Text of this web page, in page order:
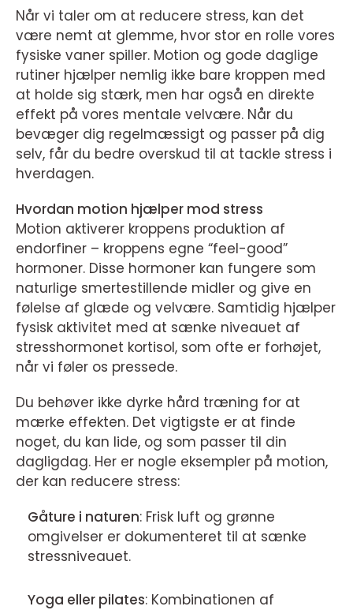
Når vi taler om at reducere stress, kan det
være nemt at glemme, hvor stor en rolle vores
fysiske vaner spiller. Motion og gode daglige
rutiner hjælper nemlig ikke bare kroppen med
at holde sig stærk, men har også en direkte
effekt på vores mentale velvære. Når du
bevæger dig regelmæssigt og passer på dig
selv, får du bedre overskud til at tackle stress i
hverdagen.
Hvordan motion hjælper mod stress
Motion aktiverer kroppens produktion af
endorfiner – kroppens egne “feel-good”
hormoner. Disse hormoner kan fungere som
naturlige smertestillende midler og give en
følelse af glæde og velvære. Samtidig hjælper
fysisk aktivitet med at sænke niveauet af
stresshormonet kortisol, som ofte er forhøjet,
når vi føler os pressede.
Du behøver ikke dyrke hård træning for at
mærke effekten. Det vigtigste er at finde
noget, du kan lide, og som passer til din
dagligdag. Her er nogle eksempler på motion,
der kan reducere stress:
Gåture i naturen: Frisk luft og grønne
omgivelser er dokumenteret til at sænke
stressniveauet.
Yoga eller pilates: Kombinationen af